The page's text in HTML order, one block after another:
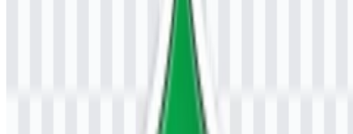
Sebagai institusi pendidikan tinggi, UNJANI melayani mahasiswa
yang mencari pendidikan akademik dan profesional formal di
Indonesia. Universitas ini dikenal karena komitmennya untuk
menghasilkan lulusan yang unggul, berkarakter, dan berwawasan
kebangsaan. Bagi pengguna yang mencari logo Universitas Jenderal
Achmad Yani, identitas institusi ini sangat terkait dengan misi
akademik serta etos yang disiplin dan berorientasi pada pengabdian.